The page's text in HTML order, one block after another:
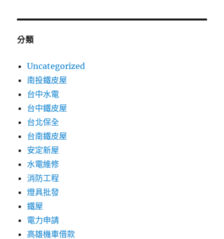
分類
Uncategorized
南投鐵皮屋
台中水電
台中鐵皮屋
台北保全
台南鐵皮屋
安定新屋
水電維修
消防工程
燈具批發
鐵屋
電力申請
高雄機車借款